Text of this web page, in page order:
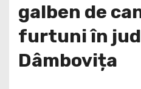
galben de
furtuni în
Dâmbovița